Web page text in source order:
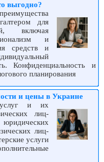
выгодно?
для
включая
и
средств и
Конфиденциальность и
планирования
и цены в Украине
услуг и их
лиц-
лиц-
услуги